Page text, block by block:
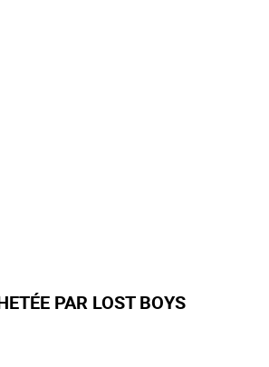
PAR LOST BOYS